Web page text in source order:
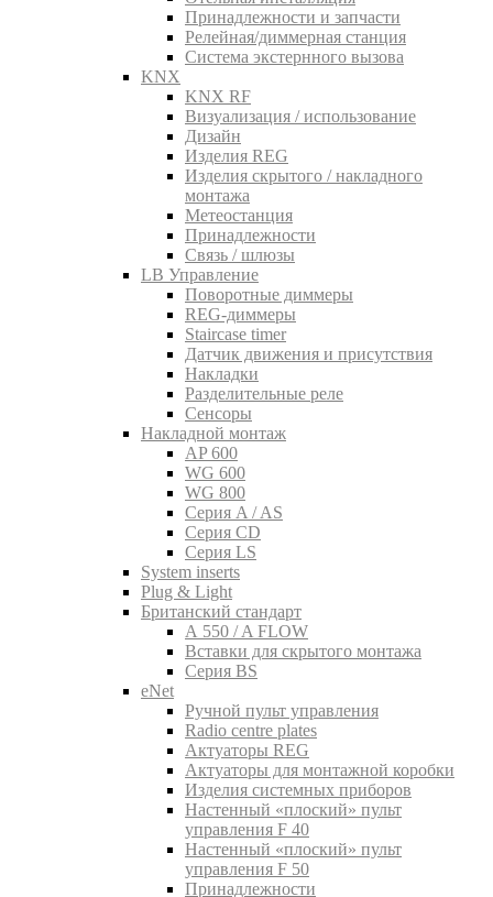
Принадлежности и запчасти
Релейная/диммерная станция
Система экстернного вызова
KNX
KNX RF
Визуализация / использование
Дизайн
Изделия REG
Изделия скрытого / накладного
монтажа
Метеостанция
Принадлежности
Связь / шлюзы
LB Управление
Поворотные диммеры
REG-диммеры
Staircase timer
Датчик движения и присутствия
Накладки
Разделительные реле
Сенсоры
Накладной монтаж
AP 600
WG 600
WG 800
Серия A / AS
Серия CD
Серия LS
System inserts
Plug & Light
Британский стандарт
A 550 / A FLOW
Вставки для скрытого монтажа
Серия BS
eNet
Pучной пульт управления
Radio centre plates
Актуаторы REG
Актуаторы для монтажной коробки
Изделия системных приборов
Настенный «плоский» пульт
управления F 40
Настенный «плоский» пульт
управления F 50
Принадлежности